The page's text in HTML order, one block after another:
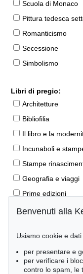
Scuola di Monaco
Pittura tedesca
Romanticismo
Secessione
Simbolismo
Libri di pregio:
Architetture
Bibliofilia
Il libro e la
Incunaboli e
Stampe
Geografia e viaggi
Prime edizioni
Manoscritti antichi
Libri per bambini
Lifestyle
Pietre miliari delle
Benvenuti alla
Usiamo cookie e dati
per presentare e
per verificare i
contro lo spam, le